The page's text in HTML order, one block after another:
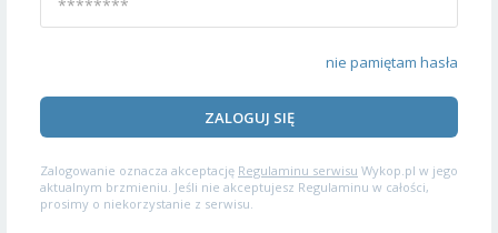
nie pamiętam hasła
ZALOGUJ SIĘ
Zalogowanie oznacza akceptację Regulaminu serwisu Wykop.pl w jego
aktualnym brzmieniu. Jeśli nie akceptujesz Regulaminu w całości,
prosimy o niekorzystanie z serwisu.